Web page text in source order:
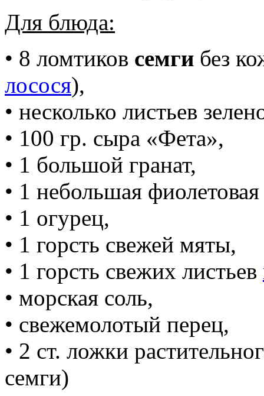
Для блюда:
• 8 ломтиков семги без
лосося),
• несколько листьев
• 100 гр. сыра «Фета»,
• 1 большой гранат,
• 1 небольшая
• 1 огурец,
• 1 горсть свежей мяты,
• 1 горсть свежих листьев
• морская соль,
• свежемолотый перец,
• 2 ст. ложки
семги)